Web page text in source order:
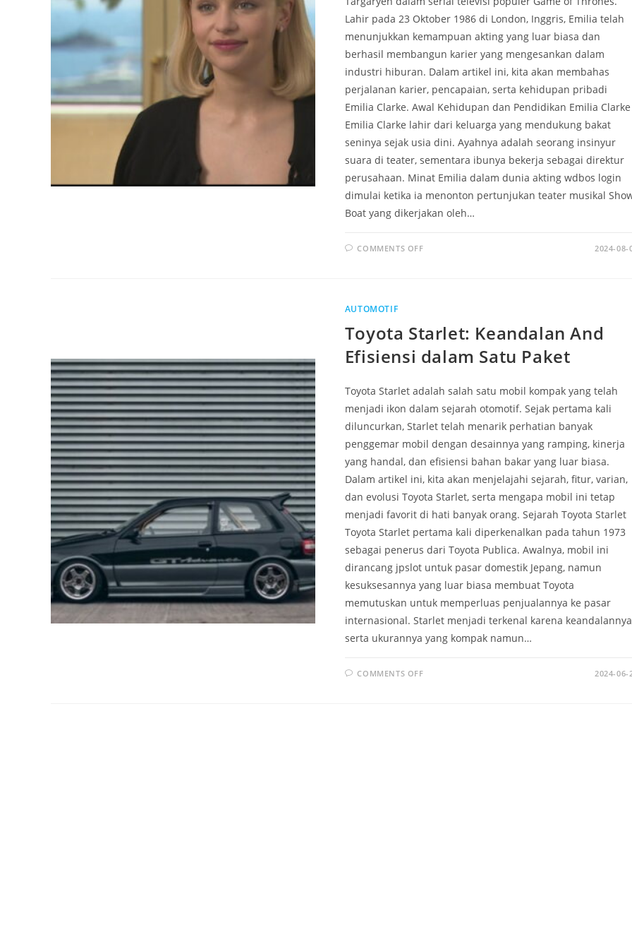
Lahir pada 23 Oktober 1986 di London, Inggris, Emilia telah
menunjukkan kemampuan akting yang luar biasa dan
berhasil membangun karier yang mengesankan dalam
industri hiburan. Dalam artikel ini, kita akan membahas
perjalanan karier, pencapaian, serta kehidupan pribadi
Emilia Clarke. Awal Kehidupan dan Pendidikan Emilia Clarke
Emilia Clarke lahir dari keluarga yang mendukung bakat
seninya sejak usia dini. Ayahnya adalah seorang insinyur
suara di teater, sementara ibunya bekerja sebagai direktur
perusahaan. Minat Emilia dalam dunia akting wdbos login
dimulai ketika ia menonton pertunjukan teater musikal
Boat yang dikerjakan oleh…
COMMENTS OFFON
GENERASI
BARU
2024-08-
AUTOMOTIF
Toyota Starlet: Keandalan And
Efisiensi dalam Satu Paket
Toyota Starlet adalah salah satu mobil kompak yang telah
menjadi ikon dalam sejarah otomotif. Sejak pertama kali
diluncurkan, Starlet telah menarik perhatian banyak
penggemar mobil dengan desainnya yang ramping, kinerja
yang handal, dan efisiensi bahan bakar yang luar biasa.
Dalam artikel ini, kita akan menjelajahi sejarah, fitur, varian,
dan evolusi Toyota Starlet, serta mengapa mobil ini tetap
menjadi favorit di hati banyak orang. Sejarah Toyota Starlet
Toyota Starlet pertama kali diperkenalkan pada tahun 1973
sebagai penerus dari Toyota Publica. Awalnya, mobil ini
dirancang jpslot untuk pasar domestik Jepang, namun
kesuksesannya yang luar biasa membuat Toyota
memutuskan untuk memperluas penjualannya ke pasar
internasional. Starlet menjadi terkenal karena
serta ukurannya yang kompak namun…
COMMENTS OFFON 2024-06-